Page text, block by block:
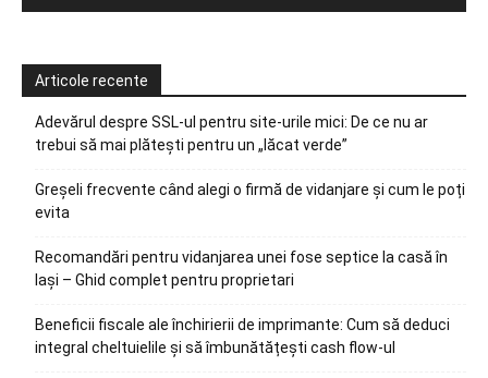
Articole recente
Adevărul despre SSL-ul pentru site-urile mici: De ce nu ar
trebui să mai plătești pentru un „lăcat verde”
Greșeli frecvente când alegi o firmă de vidanjare și cum le poți
evita
Recomandări pentru vidanjarea unei fose septice la casă în
Iași – Ghid complet pentru proprietari
Beneficii fiscale ale închirierii de imprimante: Cum să deduci
integral cheltuielile și să îmbunătățești cash flow-ul